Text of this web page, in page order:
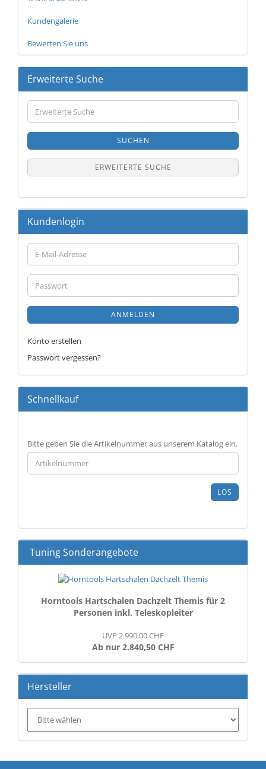
Kundengalerie
Bewerten Sie uns
Erweiterte Suche
Erweiterte
Suche
SUCHEN
ERWEITERTE SUCHE
Kundenlogin
E-
Mail-
Adresse
Passwort
ANMELDEN
Konto erstellen
Passwort vergessen?
Schnellkauf
BITTE
GEBEN
SIE
DIE
EIN.
Bitte geben Sie die Artikelnummer aus unserem Katalog ein.
LOS
Tuning Sonderangebote
Horntools Hartschalen Dachzelt Themis für 2
Personen inkl. Teleskopleiter
UVP 2.990,00 CHF
Ab nur 2.840,50 CHF
Hersteller